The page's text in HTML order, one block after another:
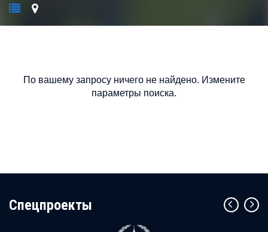
По вашему запросу ничего не найдено. Измените
параметры поиска.
Cпецпроекты